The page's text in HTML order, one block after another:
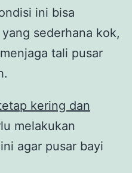
ini bisa
sederhana kok,
tali pusar
kering dan
melakukan
agar pusar bayi